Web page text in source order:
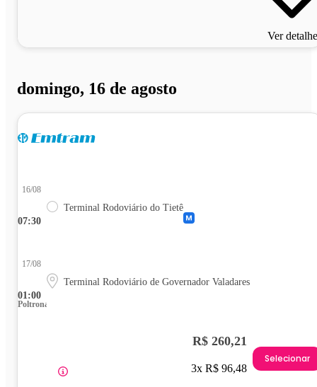
Ver
domingo, 16 de agosto
07:30
16/08
Terminal Rodoviário do Tietê
01:00
17/08
Terminal Rodoviário de Governador Valadares
Poltrona
R$ 260,21
3x R$ 96,48
Selecionar